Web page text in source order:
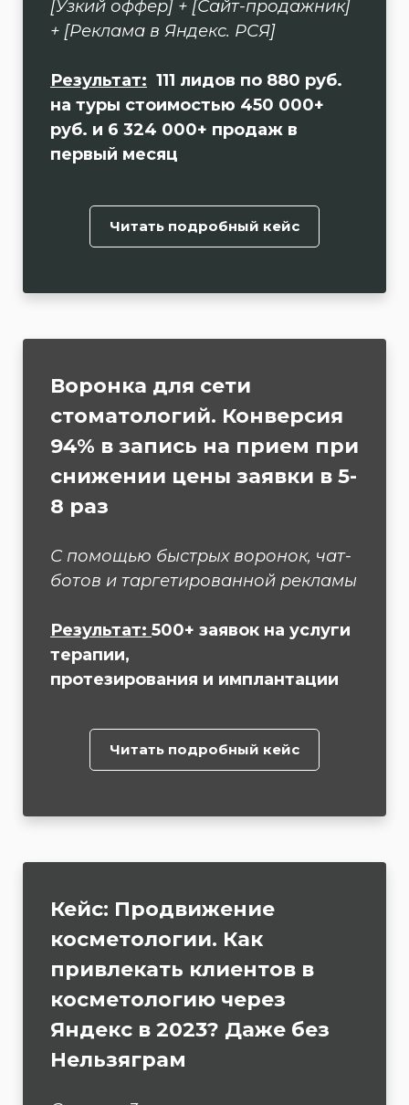
[Узкий оффер] + [Сайт-продажник]
+ [Реклама в Яндекс. РСЯ]
Результат: 111 лидов по 880 руб.
на туры стоимостью 450 000+
руб. и 6 324 000+ продаж в
первый месяц
Читать подробный кейс
Воронка для сети
стоматологий. Конверсия
94% в запись на прием при
снижении цены заявки в 5-
8 раз
С помощью быстрых воронок, чат-
ботов и таргетированной рекламы
Результат: 500+ заявок на услуги
терапии,
протезирования и имплантации
Читать подробный кейс
Кейс: Продвижение
косметологии. Как
привлекать клиентов в
косметологию через
Яндекс в 2023? Даже без
Нельзяграм